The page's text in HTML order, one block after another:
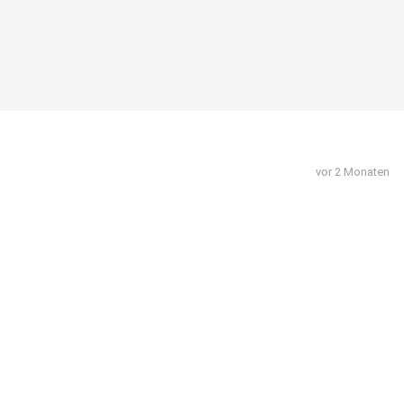
vor 2 Monaten